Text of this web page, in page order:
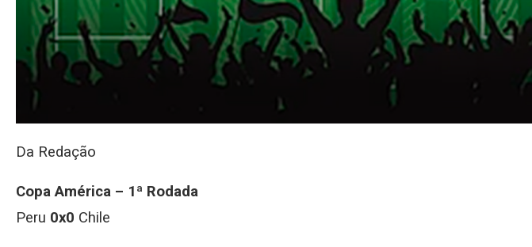
Da Redação
Copa América – 1ª Rodada
Peru 0x0 Chile